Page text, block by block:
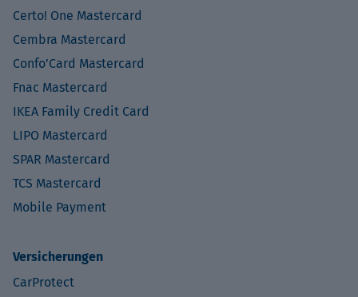
Certo! One Mastercard
Cembra Mastercard
Confo’Card Mastercard
Fnac Mastercard
IKEA Family Credit Card
LIPO Mastercard
SPAR Mastercard
TCS Mastercard
Mobile Payment
Versicherungen
CarProtect